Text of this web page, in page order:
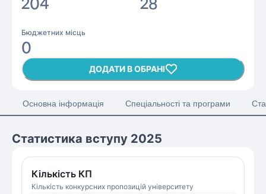
Бюджетних місць
0
ДОДАТИ В ОБРАНІ
Основна інформація Спеціальності та програми
Статистика вступу 2025
Кількість КП
Кількість конкурсних пропозицій університету